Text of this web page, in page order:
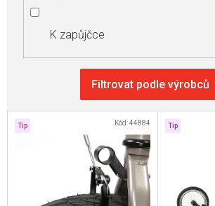
K zapůjčce
VTip Kód:44884 Tip